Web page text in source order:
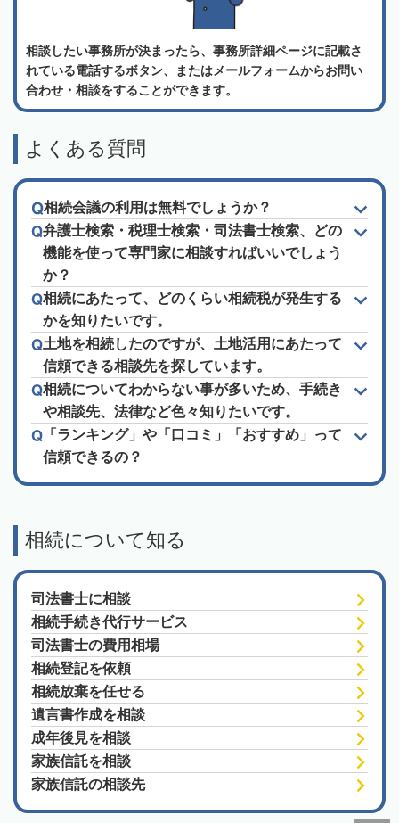
相談したい事務所が決まったら、事務所詳細ページに記載さ
れている電話するボタン、またはメールフォームからお問い
合わせ・相談をすることができます。
よくある質問
相続会議の利用は無料でしょうか？
弁護士検索・税理士検索・司法書士検索、どの
機能を使って専門家に相談すればいいでしょう
か？
相続にあたって、どのくらい相続税が発生する
かを知りたいです。
土地を相続したのですが、土地活用にあたって
信頼できる相談先を探しています。
相続についてわからない事が多いため、手続き
や相談先、法律など色々知りたいです。
「ランキング」や「口コミ」「おすすめ」って
信頼できるの？
相続について知る
司法書士に相談
相続手続き代行サービス
司法書士の費用相場
相続登記を依頼
相続放棄を任せる
遺言書作成を相談
成年後見を相談
家族信託を相談
家族信託の相談先